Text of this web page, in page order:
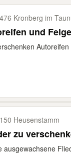
Kronberg im
und
Heusenstamm
zu
ausgewachsene